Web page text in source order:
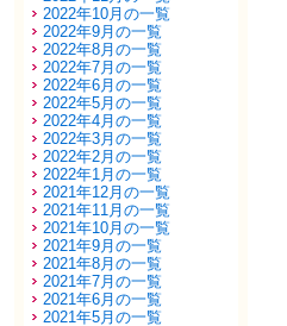
2022年10月の一覧
2022年9月の一覧
2022年8月の一覧
2022年7月の一覧
2022年6月の一覧
2022年5月の一覧
2022年4月の一覧
2022年3月の一覧
2022年2月の一覧
2022年1月の一覧
2021年12月の一覧
2021年11月の一覧
2021年10月の一覧
2021年9月の一覧
2021年8月の一覧
2021年7月の一覧
2021年6月の一覧
2021年5月の一覧